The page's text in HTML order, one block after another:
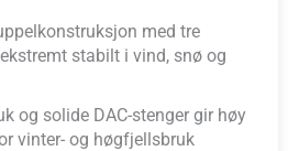
med tre
stabilt i vind, snø og
og solide DAC-stenger gir høy
vinter- og høgfjellsbruk